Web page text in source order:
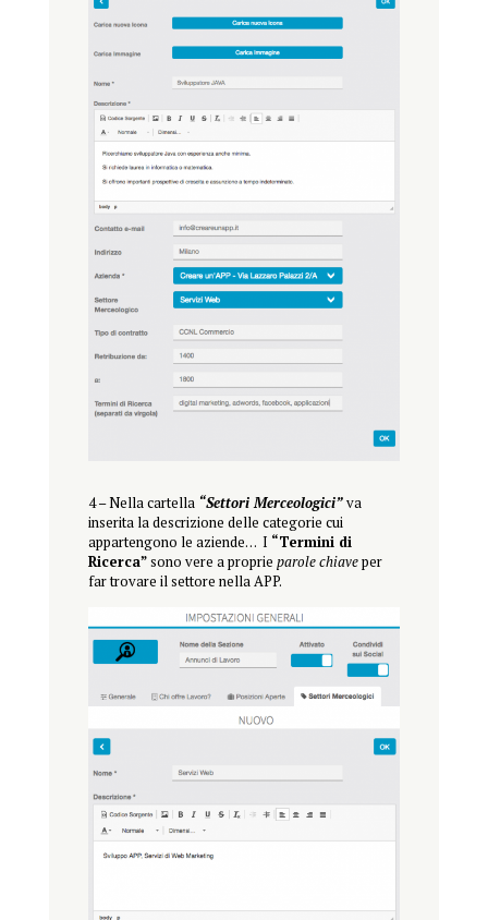
4 – Nella cartella “Settori Merceologici”va
inserita la descrizione delle categorie cui
appartengono le aziende… I “Termini di
Ricerca”sono vere a proprie parole chiaveper
far trovare il settore nella APP.